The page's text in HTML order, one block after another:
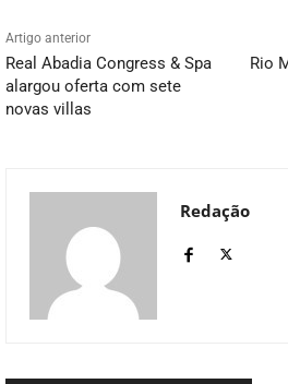
Artigo anterior
Real Abadia Congress & Spa
alargou oferta com sete
novas villas
Rio
Redação